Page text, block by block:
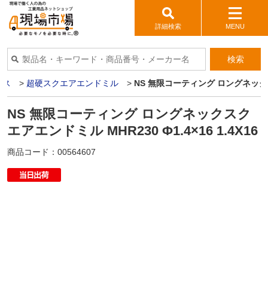
詳細検索 MENU
検索
> 超硬スクエアエンドミル > NS 無限コーティング ロングネッ
NS 無限コーティング ロングネックスク
エアエンドミル MHR230 Φ1.4×16 1.4X16
商品コード： 00564607